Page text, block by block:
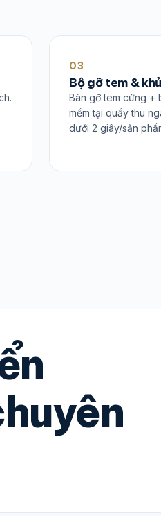
03
Bộ gỡ tem &
Bàn gỡ tem cứng +
mềm tại quầy thu
dưới 2 giây/sản